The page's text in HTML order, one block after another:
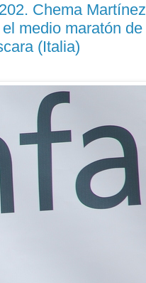
Chema Martínez
medio maratón de
(Italia)